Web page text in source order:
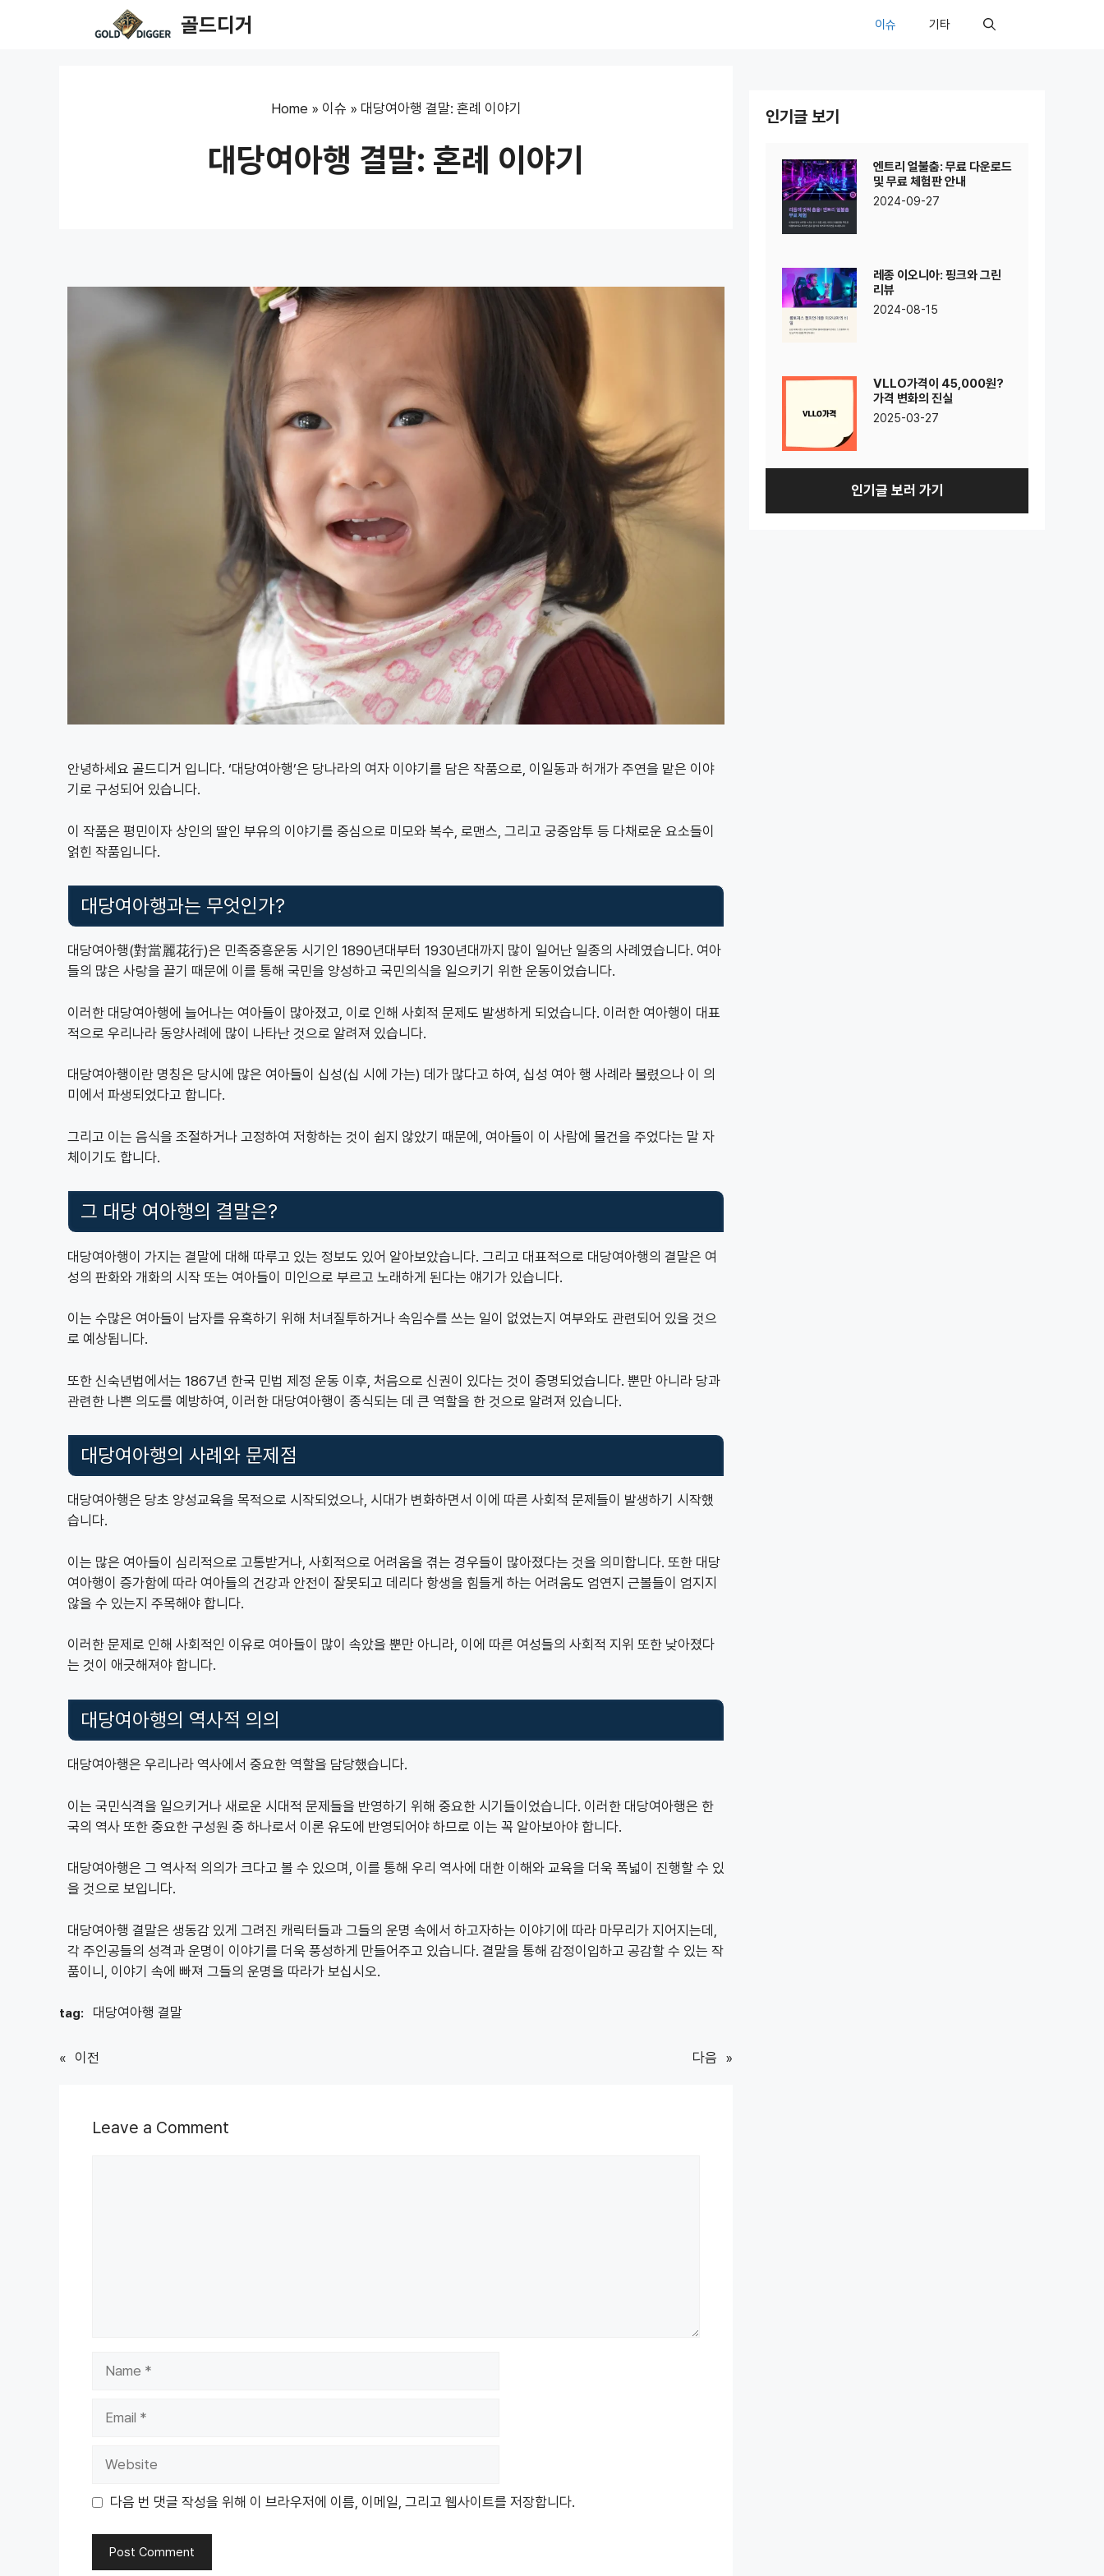
골드디거 이슈 기타
Home » 이슈 » 대당여아행 결말: 혼례 이야기
대당여아행 결말: 혼례 이야기
안녕하세요 골드디거 입니다. ‘대당여아행’은 당나라의 여자 이야기를 담은 작품으로, 이일동과 허개가 주연을 맡은 이야
기로 구성되어 있습니다.
이 작품은 평민이자 상인의 딸인 부유의 이야기를 중심으로 미모와 복수, 로맨스, 그리고 궁중암투 등 다채로운 요소들이
얽힌 작품입니다.
대당여아행과는 무엇인가?
대당여아행(對當麗花行)은 민족중흥운동 시기인 1890년대부터 1930년대까지 많이 일어난 일종의 사례였습니다. 여아
들의 많은 사랑을 끌기 때문에 이를 통해 국민을 양성하고 국민의식을 일으키기 위한 운동이었습니다.
이러한 대당여아행에 늘어나는 여아들이 많아졌고, 이로 인해 사회적 문제도 발생하게 되었습니다. 이러한 여아행이 대표
적으로 우리나라 동양사례에 많이 나타난 것으로 알려져 있습니다.
대당여아행이란 명칭은 당시에 많은 여아들이 십성(십 시에 가는) 데가 많다고 하여, 십성 여아 행 사례라 불렸으나 이 의
미에서 파생되었다고 합니다.
그리고 이는 음식을 조절하거나 고정하여 저항하는 것이 쉽지 않았기 때문에, 여아들이 이 사람에 물건을 주었다는 말 자
체이기도 합니다.
그 대당 여아행의 결말은?
대당여아행이 가지는 결말에 대해 따루고 있는 정보도 있어 알아보았습니다. 그리고 대표적으로 대당여아행의 결말은 여
성의 판화와 개화의 시작 또는 여아들이 미인으로 부르고 노래하게 된다는 얘기가 있습니다.
이는 수많은 여아들이 남자를 유혹하기 위해 처녀질투하거나 속임수를 쓰는 일이 없었는지 여부와도 관련되어 있을 것으
로 예상됩니다.
또한 신숙년법에서는 1867년 한국 민법 제정 운동 이후, 처음으로 신권이 있다는 것이 증명되었습니다. 뿐만 아니라 당과
관련한 나쁜 의도를 예방하여, 이러한 대당여아행이 종식되는 데 큰 역할을 한 것으로 알려져 있습니다.
대당여아행의 사례와 문제점
대당여아행은 당초 양성교육을 목적으로 시작되었으나, 시대가 변화하면서 이에 따른 사회적 문제들이 발생하기 시작했
습니다.
이는 많은 여아들이 심리적으로 고통받거나, 사회적으로 어려움을 겪는 경우들이 많아졌다는 것을 의미합니다. 또한 대당
여아행이 증가함에 따라 여아들의 건강과 안전이 잘못되고 데리다 항생을 힘들게 하는 어려움도 엄연지 근볼들이 엄지지
않을 수 있는지 주목해야 합니다.
이러한 문제로 인해 사회적인 이유로 여아들이 많이 속았을 뿐만 아니라, 이에 따른 여성들의 사회적 지위 또한 낮아졌다
는 것이 애긋해져야 합니다.
대당여아행의 역사적 의의
대당여아행은 우리나라 역사에서 중요한 역할을 담당했습니다.
이는 국민식격을 일으키거나 새로운 시대적 문제들을 반영하기 위해 중요한 시기들이었습니다. 이러한 대당여아행은 한
국의 역사 또한 중요한 구성원 중 하나로서 이론 유도에 반영되어야 하므로 이는 꼭 알아보아야 합니다.
대당여아행은 그 역사적 의의가 크다고 볼 수 있으며, 이를 통해 우리 역사에 대한 이해와 교육을 더욱 폭넓이 진행할 수 있
을 것으로 보입니다.
대당여아행 결말은 생동감 있게 그려진 캐릭터들과 그들의 운명 속에서 하고자하는 이야기에 따라 마무리가 지어지는데,
각 주인공들의 성격과 운명이 이야기를 더욱 풍성하게 만들어주고 있습니다. 결말을 통해 감정이입하고 공감할 수 있는 작
품이니, 이야기 속에 빠져 그들의 운명을 따라가 보십시오.
tag: 대당여아행 결말
« 이전 다음 »
Leave a Comment
다음 번 댓글 작성을 위해 이 브라우저에 이름, 이메일, 그리고 웹사이트를 저장합니다.
인기글 보기
엔트리 얼불춤: 무료 다운로드
및 무료 체험판 안내
2024-09-27
레종 이오니아: 핑크와 그린
리뷰
2024-08-15
VLLO가격이 45,000원?
가격 변화의 진실
2025-03-27
인기글 보러 가기